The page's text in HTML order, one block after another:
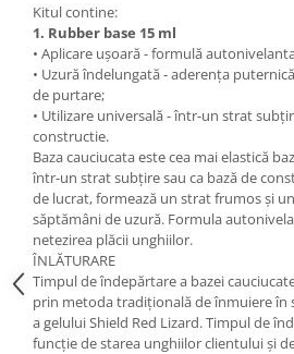
Kitul contine:
1. Rubber base 15 ml
• Aplicare ușoară - formulă
• Uzură îndelungată - aderența
de purtare;
• Utilizare universală - într-un strat
constructie.
Baza cauciucata este cea mai elastică
într-un strat subțire sau ca bază de
de lucrat, formează un strat frumos și
săptămâni de uzură. Formula
netezirea plăcii unghiilor.
ÎNLĂTURARE
Timpul de îndepărtare a bazei
prin metoda tradițională de înmuiere în
a gelului Shield Red Lizard. Timpul de
funcție de starea unghiilor clientului și